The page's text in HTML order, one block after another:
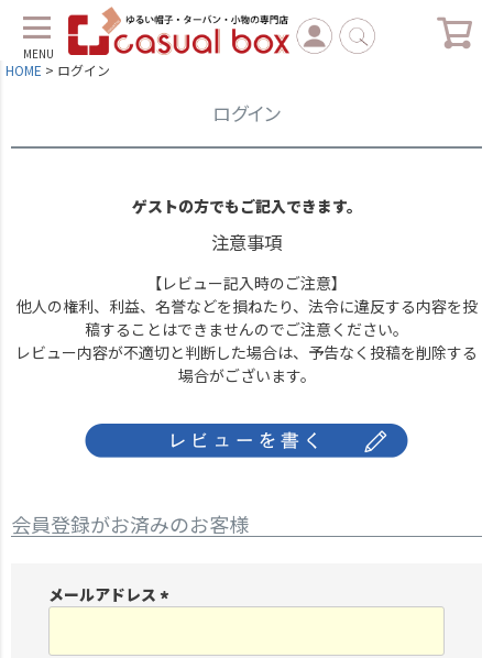
MENU
HOME ログイン
ログイン
ゲストの方でもご記入できます。
注意事項
【レビュー記入時のご注意】
他人の権利、利益、名誉などを損ねたり、法令に違反する内容を投
稿することはできませんのでご注意ください。
レビュー内容が不適切と判断した場合は、予告なく投稿を削除する
場合がございます。
会員登録がお済みのお客様
メールアドレス